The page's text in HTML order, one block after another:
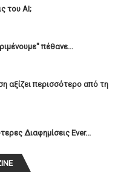
του ΑΙ;
πέθανε...
αξίζει περισσότερο από τη
Διαφημίσεις Ever...